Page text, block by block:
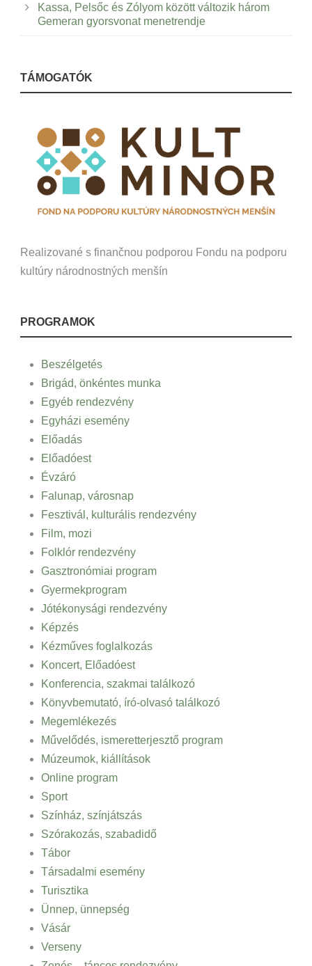
Kassa, Pelsőc és Zólyom között változik három
Gemeran gyorsvonat menetrendje
TÁMOGATÓK
Realizované s finančnou podporou Fondu na podporu
kultúry národnostných menšín
PROGRAMOK
Beszélgetés
Brigád, önkéntes munka
Egyéb rendezvény
Egyházi esemény
Előadás
Előadóest
Évzáró
Falunap, városnap
Fesztivál, kulturális rendezvény
Film, mozi
Folklór rendezvény
Gasztronómiai program
Gyermekprogram
Jótékonysági rendezvény
Képzés
Kézműves foglalkozás
Koncert, Előadóest
Konferencia, szakmai találkozó
Könyvbemutató, író-olvasó találkozó
Megemlékezés
Művelődés, ismeretterjesztő program
Múzeumok, kiállítások
Online program
Sport
Színház, színjátszás
Szórakozás, szabadidő
Tábor
Társadalmi esemény
Turisztika
Ünnep, ünnepség
Vásár
Verseny